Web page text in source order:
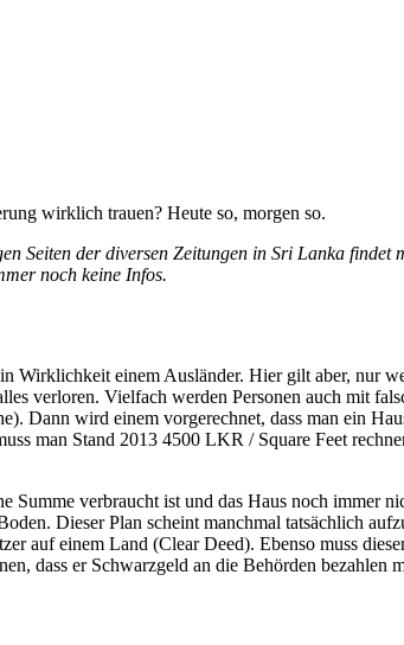
wirklich trauen? Heute so, morgen so.
Seiten der diversen Zeitungen in Sri Lanka
noch keine Infos.
einem Ausländer. Hier gilt aber, nur
verloren. Vielfach werden Personen auch mit
Dann wird einem vorgerechnet, dass man ein
man Stand 2013 4500 LKR / Square Feet
verbraucht ist und das Haus noch immer
Dieser Plan scheint manchmal tatsächlich
auf einem Land (Clear Deed). Ebenso muss
dass er Schwarzgeld an die Behörden bezahlen